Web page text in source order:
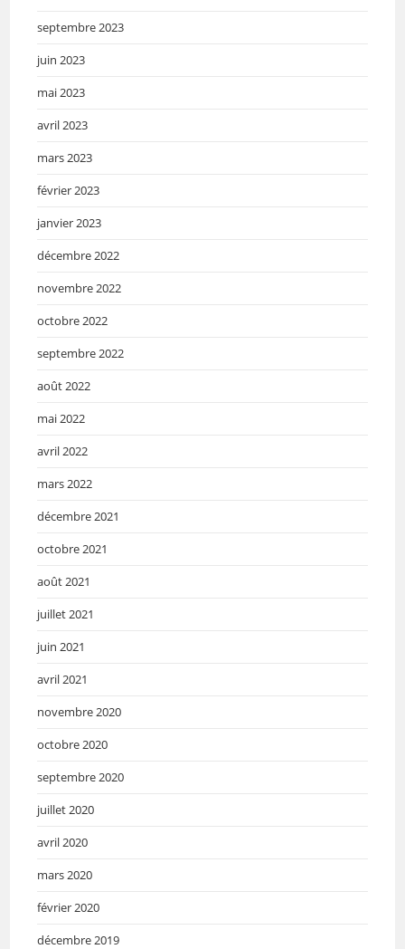
septembre 2023
juin 2023
mai 2023
avril 2023
mars 2023
février 2023
janvier 2023
décembre 2022
novembre 2022
octobre 2022
septembre 2022
août 2022
mai 2022
avril 2022
mars 2022
décembre 2021
octobre 2021
août 2021
juillet 2021
juin 2021
avril 2021
novembre 2020
octobre 2020
septembre 2020
juillet 2020
avril 2020
mars 2020
février 2020
décembre 2019